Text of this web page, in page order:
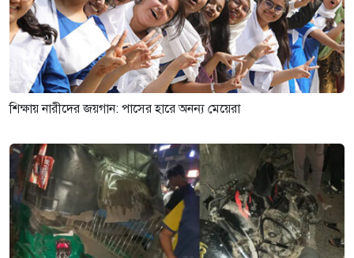
শিক্ষায় নারীদের জয়গান: পাসের হারে অনন্য মেয়েরা